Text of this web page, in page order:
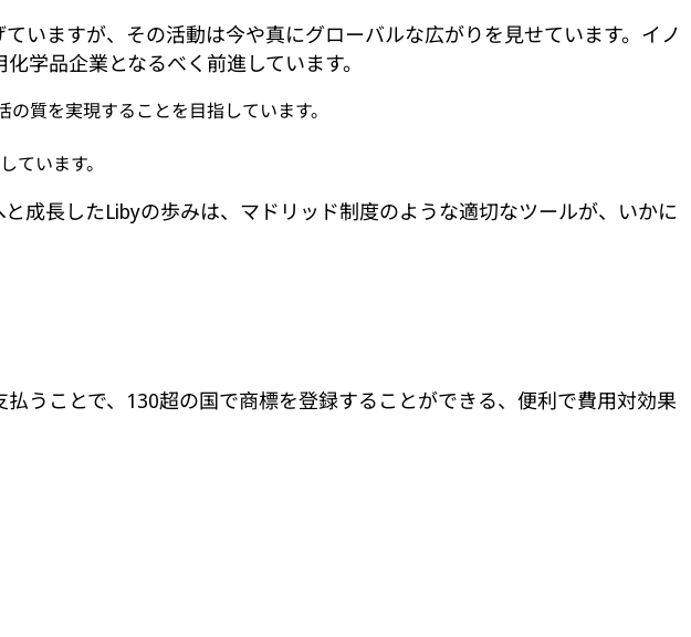
いますが、その活動は今や真にグローバルな広がりを見せています。イノ
学品企業となるべく前進しています。
質を実現することを目指しています。
ています。
成長したLibyの歩みは、マドリッド制度のような適切なツールが、いかに
うことで、130超の国で商標を登録することができる、便利で費用対効果